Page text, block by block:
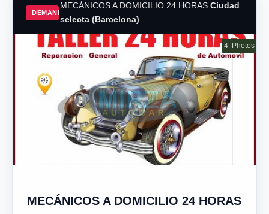
DEMAND
MECÁNICOS A DOMICILIO 24 HORAS Ciudad
selecta (Barcelona)
MECÁNICOS A DOMICILIO 24 HORAS
4 Photos